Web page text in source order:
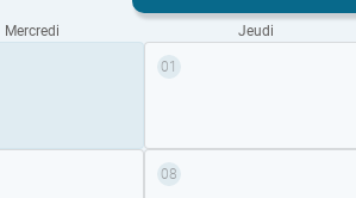
Mercredi Jeudi
01
08